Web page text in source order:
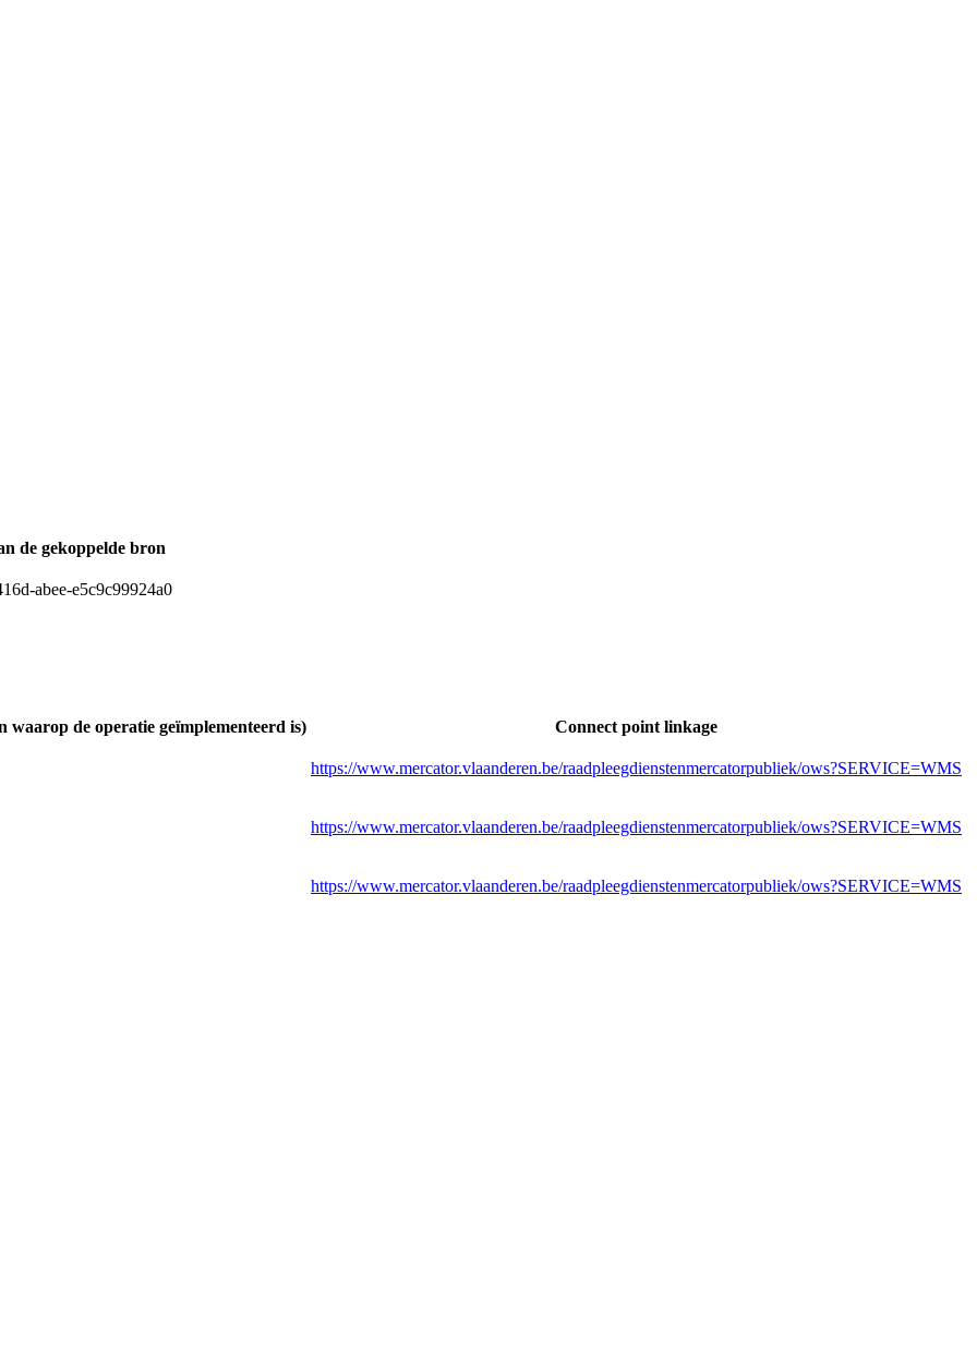
de gekoppelde bron
abee-e5c9c99924a0
de operatie geïmplementeerd is) Connect point linkage
https://www.mercator.vlaanderen.be/raadpleegdienstenmercatorpubliek/ows?SERVICE=WMS
https://www.mercator.vlaanderen.be/raadpleegdienstenmercatorpubliek/ows?SERVICE=WMS
https://www.mercator.vlaanderen.be/raadpleegdienstenmercatorpubliek/ows?SERVICE=WMS